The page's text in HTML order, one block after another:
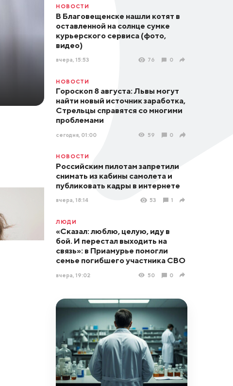
НОВОСТИ
В Благовещенске нашли котят в
оставленной на солнце сумке
курьерского сервиса (фото,
видео)
вчера, 15:53 76 0
НОВОСТИ
Гороскоп 8 августа: Львы могут
найти новый источник заработка,
Стрельцы справятся со многими
проблемами
сегодня, 01:00 59 0
НОВОСТИ
Российским пилотам запретили
снимать из кабины самолета и
публиковать кадры в интернете
вчера, 18:14 53 1
ЛЮДИ
«Сказал: люблю, целую, иду в
бой. И перестал выходить на
связь»: в Приамурье помогли
семье погибшего участника СВО
вчера, 19:02 50 0